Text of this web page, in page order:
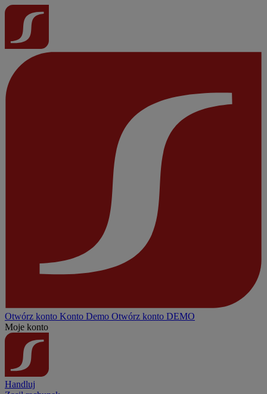
Otwórz konto Konto Demo Otwórz konto DEMO
Moje konto
Handluj